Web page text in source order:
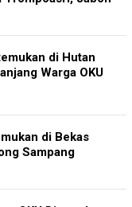
di Hutan
Warga OKU
di Bekas
Sampang